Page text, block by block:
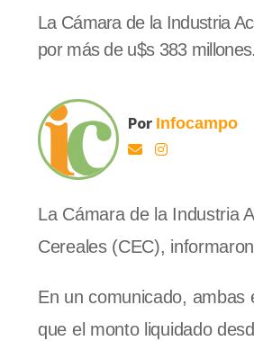
La Cámara de la Industria
por más de u$s 383 millones.
Por Infocampo
La Cámara de la Industria
Cereales (CEC),
En un comunicado, ambas
que el monto liquidado